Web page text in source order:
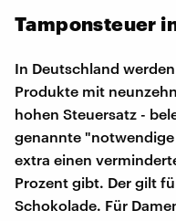
Tamponsteuer
In Deutschland
Produkte mit
hohen Steuersatz -
genannte
extra einen
Prozent gibt. Der gilt
Schokolade. Für